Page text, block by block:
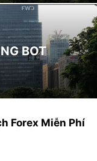
BOT
Forex Miễn Phí